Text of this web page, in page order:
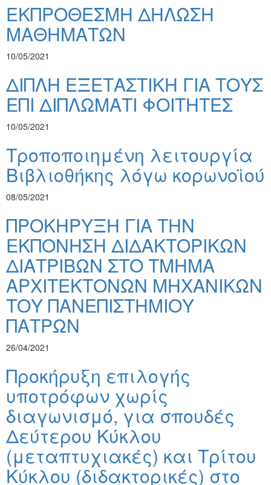
ΕΚΠΡΟΘΕΣΜΗ ΔΗΛΩΣΗ
ΜΑΘΗΜΑΤΩΝ
10/05/2021
ΔΙΠΛΗ ΕΞΕΤΑΣΤΙΚΗ ΓΙΑ ΤΟΥΣ
ΕΠΙ ΔΙΠΛΩΜΑΤΙ ΦΟΙΤΗΤΕΣ
10/05/2021
Τροποποιημένη λειτουργία
Βιβλιοθήκης λόγω κορωνοϊού
08/05/2021
ΠΡΟΚΗΡΥΞΗ ΓΙΑ ΤΗΝ
ΕΚΠΟΝΗΣΗ ΔΙΔΑΚΤΟΡΙΚΩΝ
ΔΙΑΤΡΙΒΩΝ ΣΤΟ ΤΜΗΜΑ
ΑΡΧΙΤΕΚΤΟΝΩΝ ΜΗΧΑΝΙΚΩΝ
ΤΟΥ ΠΑΝΕΠΙΣΤΗΜΙΟΥ
ΠΑΤΡΩΝ
26/04/2021
Προκήρυξη επιλογής
υποτρόφων χωρίς
διαγωνισμό, για σπουδές
Δεύτερου Κύκλου
(μεταπτυχιακές) και Τρίτου
Κύκλου (διδακτορικές) στο